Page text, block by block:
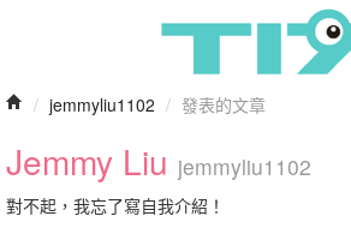
/ jemmyliu1102 / 發表的文章
Jemmy Liu jemmyliu1102
對不起，我忘了寫自我介紹！